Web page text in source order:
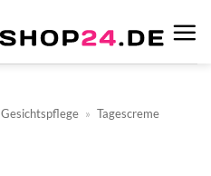
Gesichtspflege » Tagescreme